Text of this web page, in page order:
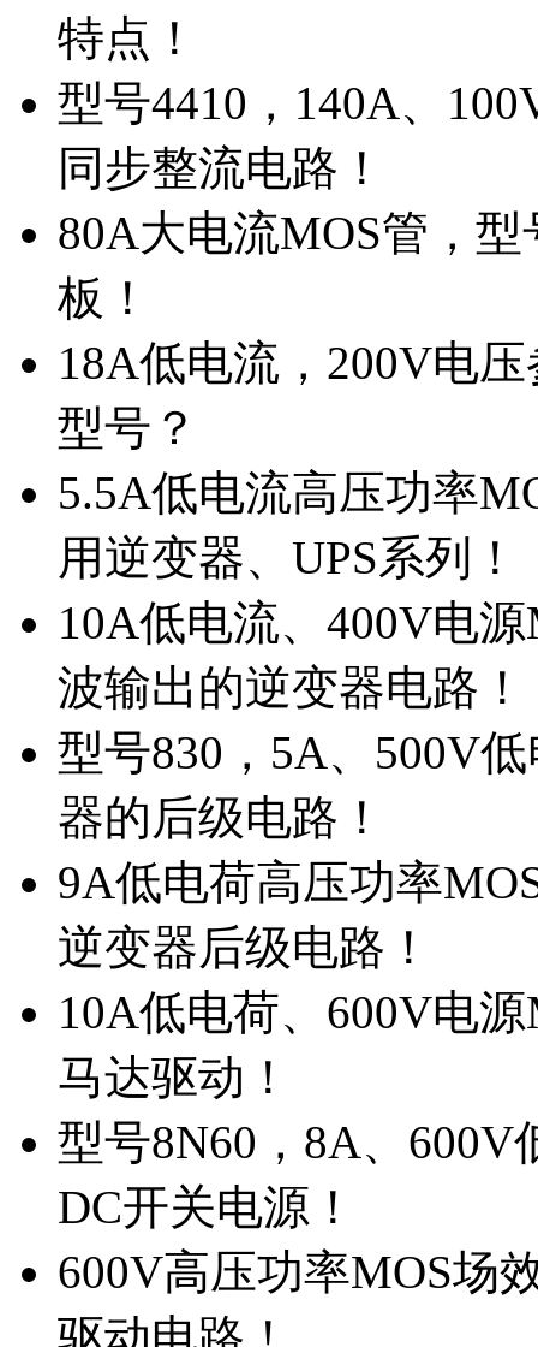
特点！
型号4410，140A、
同步整流电路！
80A大电流MOS管，
板！
18A低电流，200V电
型号？
5.5A低电流高压功率
用逆变器、UPS系列！
10A低电流、400V电
波输出的逆变器电路！
型号830，5A、500V
器的后级电路！
9A低电荷高压功率
逆变器后级电路！
10A低电荷、600V电
马达驱动！
型号8N60，8A、
DC开关电源！
600V高压功率MOS场